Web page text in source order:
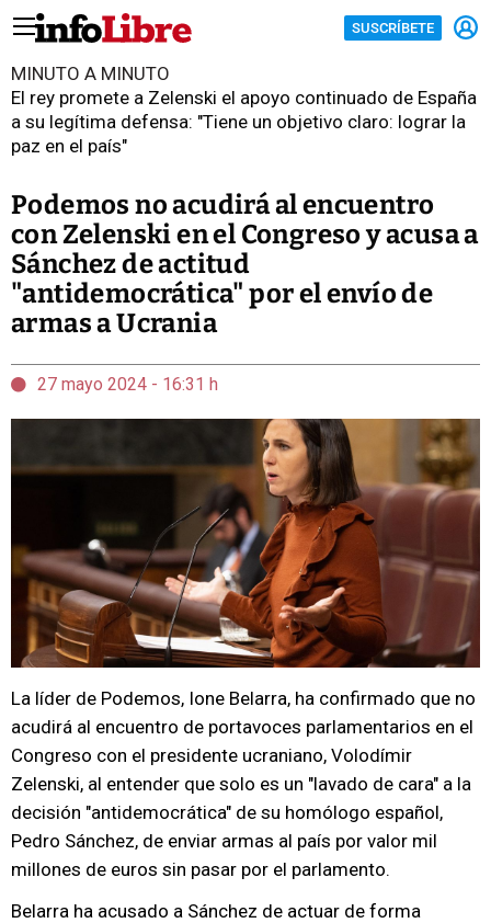
SUSCRÍBETE
MINUTO A MINUTO
El rey promete a Zelenski el apoyo continuado de España
a su legítima defensa: "Tiene un objetivo claro: lograr la
paz en el país"
Podemos no acudirá al encuentro
con Zelenski en el Congreso y acusa a
Sánchez de actitud
"antidemocrática" por el envío de
armas a Ucrania
27 mayo 2024 - 16:31 h
La líder de Podemos, Ione Belarra, ha confirmado que no
acudirá al encuentro de portavoces parlamentarios en el
Congreso con el presidente ucraniano, Volodímir
Zelenski, al entender que solo es un "lavado de cara" a la
decisión "antidemocrática" de su homólogo español,
Pedro Sánchez, de enviar armas al país por valor mil
millones de euros sin pasar por el parlamento.
Belarra ha acusado a Sánchez de actuar de forma